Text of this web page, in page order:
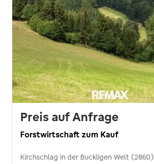
Preis auf Anfrage
Forstwirtschaft zum Kauf
Kirchschlag in der Buckligen Welt (2860)